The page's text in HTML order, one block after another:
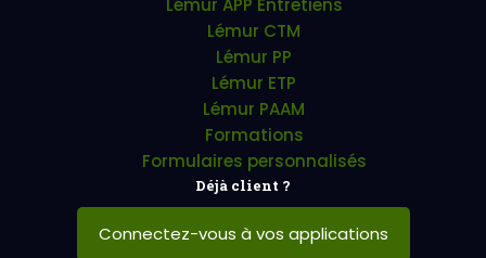
Lémur APP Entretiens
Lémur CTM
Lémur PP
Lémur ETP
Lémur PAAM
Formations
Formulaires personnalisés
Déjà client ?
Connectez-vous à vos applications